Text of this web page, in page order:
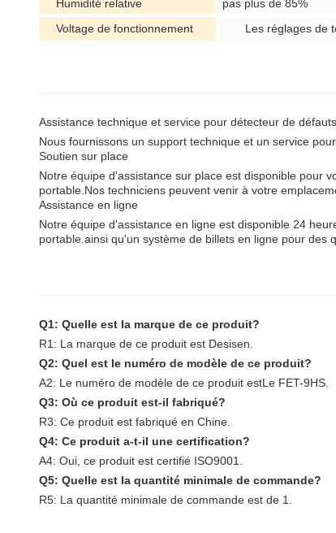
Humidité relative
pas plus de 85%
Voltage de fonctionnement
Les réglages de
Assistance technique et service pour détecteur de
Nous fournissons un support technique et un service
Soutien sur place
Notre équipe d'assistance sur place est disponible pour
portable.Nos techniciens peuvent venir à votre
Assistance en ligne
Notre équipe d'assistance en ligne est disponible 24
portable.ainsi qu'un système de billets en ligne pour des
Q1: Quelle est la marque de ce produit?
R1: La marque de ce produit est Desisen.
Q2: Quel est le numéro de modèle de ce produit?
A2: Le numéro de modèle de ce produit estLe FET-9HS
Q3: Où ce produit est-il fabriqué?
R3: Ce produit est fabriqué en Chine.
Q4: Ce produit a-t-il une certification?
A4: Oui, ce produit est certifié ISO9001.
Q5: Quelle est la quantité minimale de commande?
R5: La quantité minimale de commande est de 1.